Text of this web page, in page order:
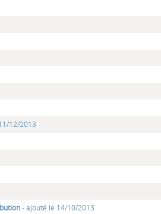
12/2013
- ajouté le 14/10/2013